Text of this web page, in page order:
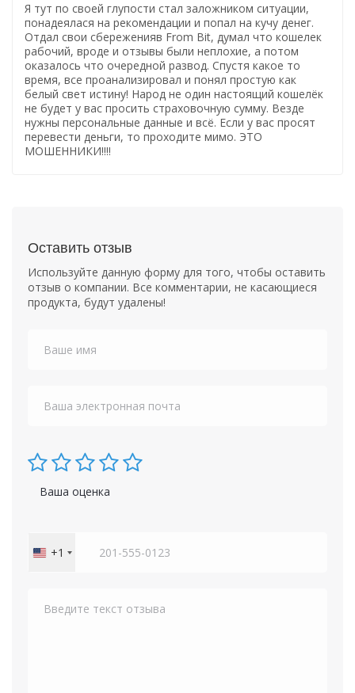
Я тут по своей глупости стал заложником ситуации,
понадеялася на рекомендации и попал на кучу денег.
Отдал свои сбереженияв From Bit, думал что кошелек
рабочий, вроде и отзывы были неплохие, а потом
оказалось что очередной развод. Спустя какое то
время, все проанализировал и понял простую как
белый свет истину! Народ не один настоящий кошелёк
не будет у вас просить страховочную сумму. Везде
нужны персональные данные и всё. Если у вас просят
перевести деньги, то проходите мимо. ЭТО
МОШЕННИКИ!!!!
Оставить отзыв
Используйте данную форму для того, чтобы оставить
отзыв о компании. Все комментарии, не касающиеся
продукта, будут удалены!
Ваша оценка
United
+1